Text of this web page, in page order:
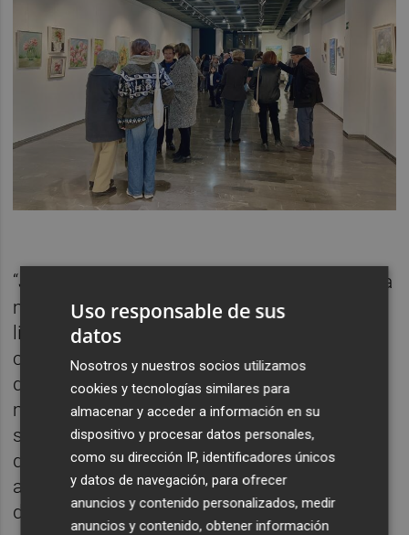
“Josefina, al igual que hicieron en la segunda
mitad del siglo XIX un conjunto de artistas
liderados por los impresionistas, saca su
caballete del taller para estudiar la
descomposición de la luz. Los reflejos y
matices en los celajes son prueba de ello”,
señaló. Por su parte, Josefina cerró el turno
de parlamentos para agradecer a todo los
asistentes su presencia y compartir un vino
de honor.
Uso responsable de sus
datos
Nosotros y nuestros socios utilizamos
cookies y tecnologías similares para
almacenar y acceder a información en su
dispositivo y procesar datos personales,
como su dirección IP, identificadores únicos
y datos de navegación, para ofrecer
anuncios y contenido personalizados, medir
anuncios y contenido, obtener información